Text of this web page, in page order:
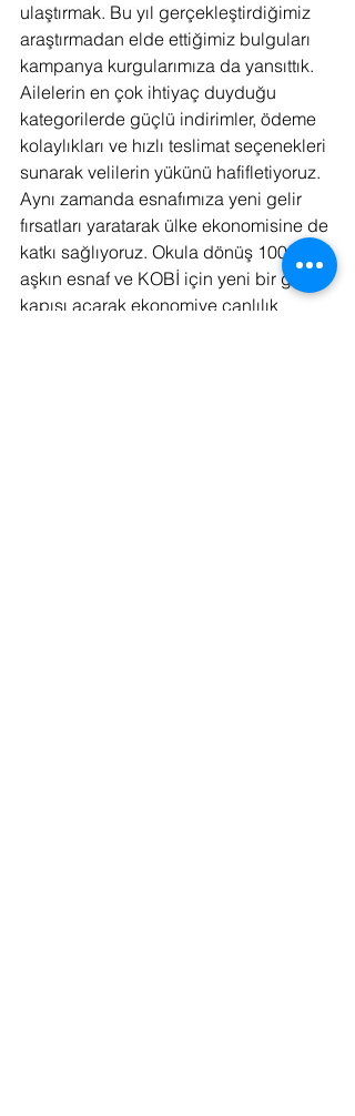
ulaştırmak. Bu yıl gerçekleştirdiğimiz
araştırmadan elde ettiğimiz bulguları
kampanya kurgularımıza da yansıttık.
Ailelerin en çok ihtiyaç duyduğu
kategorilerde güçlü indirimler, ödeme
kolaylıkları ve hızlı teslimat seçenekleri
sunarak velilerin yükünü hafifletiyoruz.
Aynı zamanda esnafımıza yeni gelir
fırsatları yaratarak ülke ekonomisine de
katkı sağlıyoruz. Okula dönüş 100 bini
aşkın esnaf ve KOBİ için yeni bir gelir
kapısı açarak ekonomiye canlılık